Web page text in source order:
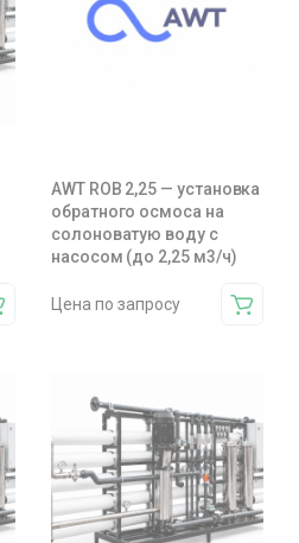
AWT ROB 2,25 — установка
обратного осмоса на
солоноватую воду с
насосом (до 2,25 м3/ч)
Цена по запросу